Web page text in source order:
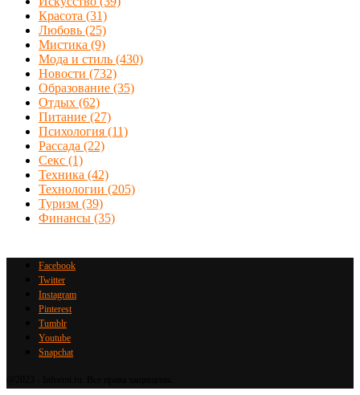
Красота (31)
Любовь (25)
Мистика (9)
Мода и стиль (430)
Новости (732)
Образование (35)
Отдых (62)
Питание (27)
Психология (11)
Рассада (22)
Секс (1)
Техника (42)
Технологии (205)
Туризм (39)
Финансы (35)
Facebook
Twitter
Instagram
Pinterest
Tumblr
Youtube
Snapchat